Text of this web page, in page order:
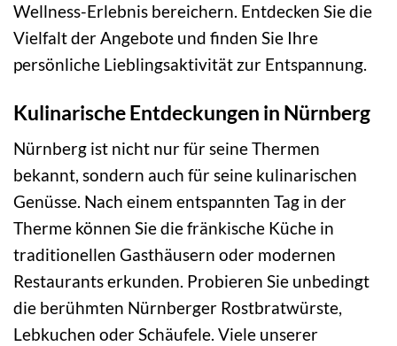
Wellness-Erlebnis bereichern. Entdecken Sie die
Vielfalt der Angebote und finden Sie Ihre
persönliche Lieblingsaktivität zur Entspannung.
Kulinarische Entdeckungen in Nürnberg
Nürnberg ist nicht nur für seine Thermen
bekannt, sondern auch für seine kulinarischen
Genüsse. Nach einem entspannten Tag in der
Therme können Sie die fränkische Küche in
traditionellen Gasthäusern oder modernen
Restaurants erkunden. Probieren Sie unbedingt
die berühmten Nürnberger Rostbratwürste,
Lebkuchen oder Schäufele. Viele unserer